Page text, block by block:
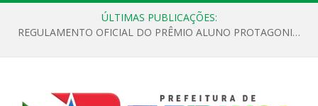
ÚLTIMAS PUBLICAÇÕES:
REGULAMENTO OFICIAL DO PRÊMIO ALUNO PROTAGONISTA – EDIÇÃO 2026